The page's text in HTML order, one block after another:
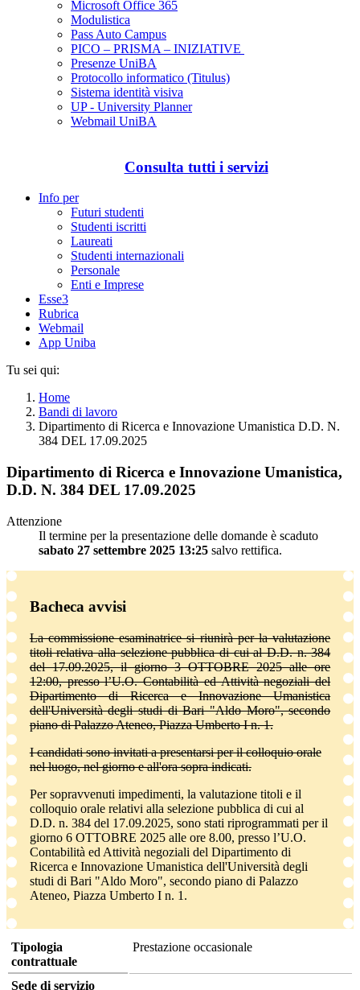
Microsoft Office 365
Modulistica
Pass Auto Campus
PICO – PRISMA – INIZIATIVE
Presenze UniBA
Protocollo informatico (Titulus)
Sistema identità visiva
UP - University Planner
Webmail UniBA
Consulta tutti i servizi
Info per
Futuri studenti
Studenti iscritti
Laureati
Studenti internazionali
Personale
Enti e Imprese
Esse3
Rubrica
Webmail
App Uniba
Tu sei qui:
Home
Bandi di lavoro
Dipartimento di Ricerca e Innovazione Umanistica D.D. N.
384 DEL 17.09.2025
Dipartimento di Ricerca e Innovazione Umanistica,
D.D. N. 384 DEL 17.09.2025
Attenzione
Il termine per la presentazione delle domande è scaduto
sabato 27 settembre 2025 13:25 salvo rettifica.
Bacheca avvisi
La commissione esaminatrice si riunirà per la valutazione
titoli relativa alla selezione pubblica di cui al D.D. n. 384
del 17.09.2025, il giorno 3 OTTOBRE 2025 alle ore
12:00, presso l’U.O. Contabilità ed Attività negoziali del
Dipartimento di Ricerca e Innovazione Umanistica
dell'Università degli studi di Bari "Aldo Moro", secondo
piano di Palazzo Ateneo, Piazza Umberto I n. 1.
I candidati sono invitati a presentarsi per il colloquio orale
nel luogo, nel giorno e all'ora sopra indicati.
Per sopravvenuti impedimenti, la valutazione titoli e il
colloquio orale relativi alla selezione pubblica di cui al
D.D. n. 384 del 17.09.2025, sono stati riprogrammati per il
giorno 6 OTTOBRE 2025 alle ore 8.00, presso l’U.O.
Contabilità ed Attività negoziali del Dipartimento di
Ricerca e Innovazione Umanistica dell'Università degli
studi di Bari "Aldo Moro", secondo piano di Palazzo
Ateneo, Piazza Umberto I n. 1.
Tipologia
contrattuale
Prestazione occasionale
Sede di servizio